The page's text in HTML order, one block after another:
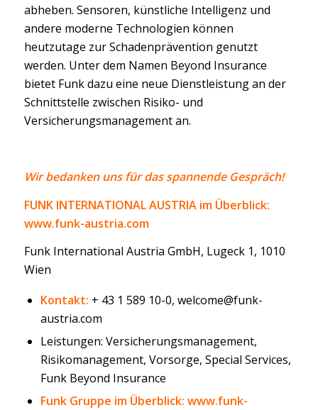
abheben. Sensoren, künstliche Intelligenz und
andere moderne Technologien können
heutzutage zur Schadenprävention genutzt
werden. Unter dem Namen Beyond Insurance
bietet Funk dazu eine neue Dienstleistung an der
Schnittstelle zwischen Risiko- und
Versicherungsmanagement an.
Wir bedanken uns für das spannende Gespräch!
FUNK INTERNATIONAL AUSTRIA im Überblick:
www.funk-austria.com
Funk International Austria GmbH, Lugeck 1, 1010
Wien
Kontakt: + 43 1 589 10-0, welcome@funk-
austria.com
Leistungen: Versicherungsmanagement,
Risikomanagement, Vorsorge, Special Services,
Funk Beyond Insurance
Funk Gruppe im Überblick: www.funk-